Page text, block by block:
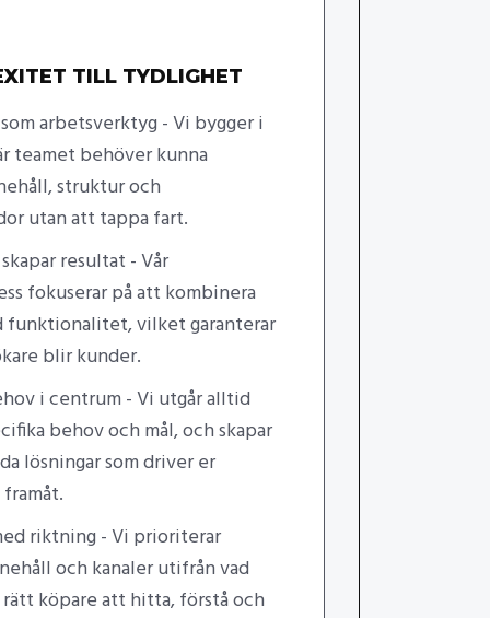
TILL TYDLIGHET
arbetsverktyg - Vi bygger i
teamet behöver kunna
struktur och
utan att tappa fart.
resultat - Vår
fokuserar på att kombinera
funktionalitet, vilket garanterar
blir kunder.
i centrum - Vi utgår alltid
behov och mål, och skapar
lösningar som driver er
riktning - Vi prioriterar
och kanaler utifrån vad
köpare att hitta, förstå och